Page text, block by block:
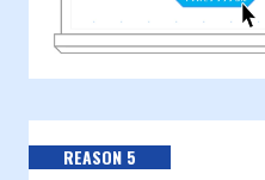
REASON 5